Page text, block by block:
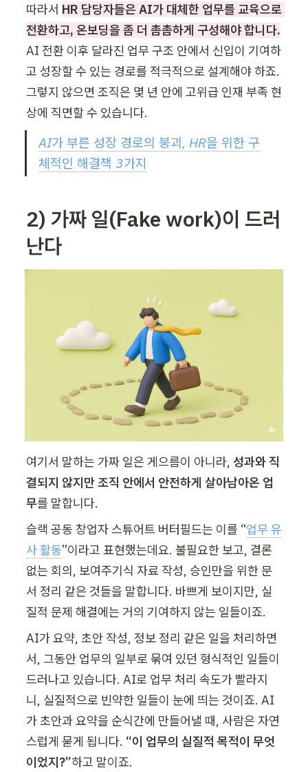
따라서 HR 담당자들은 AI가 대체한 업무를 교육으로
전환하고, 온보딩을 좀 더 촘촘하게 구성해야 합니다.
AI 전환 이후 달라진 업무 구조 안에서 신입이 기여하
고 성장할 수 있는 경로를 적극적으로 설계해야 하죠.
그렇지 않으면 조직은 몇 년 안에 고위급 인재 부족 현
상에 직면할 수 있습니다.
AI가 부른 성장 경로의 붕괴, HR을 위한 구
체적인 해결책 3가지
2) 가짜 일(Fake work)이 드러
난다
여기서 말하는 가짜 일은 게으름이 아니라, 성과와 직
결되지 않지만 조직 안에서 안전하게 살아남아온 업
무를 말합니다.
슬랙 공동 창업자 스튜어트 버터필드는 이를 “업무 유
사 활동”이라고 표현했는데요. 불필요한 보고, 결론
없는 회의, 보여주기식 자료 작성, 승인만을 위한 문
서 정리 같은 것들을 말합니다. 바쁘게 보이지만, 실
질적 문제 해결에는 거의 기여하지 않는 일들이죠.
AI가 요약, 초안 작성, 정보 정리 같은 일을 처리하면
서, 그동안 업무의 일부로 묶여 있던 형식적인 일들이
드러나고 있습니다. AI로 업무 처리 속도가 빨라지
니, 실질적으로 빈약한 일들이 눈에 띄는 것이죠. AI
가 초안과 요약을 순식간에 만들어낼 때, 사람은 자연
스럽게 묻게 됩니다. “이 업무의 실질적 목적이 무엇
이었지?”하고 말이죠.